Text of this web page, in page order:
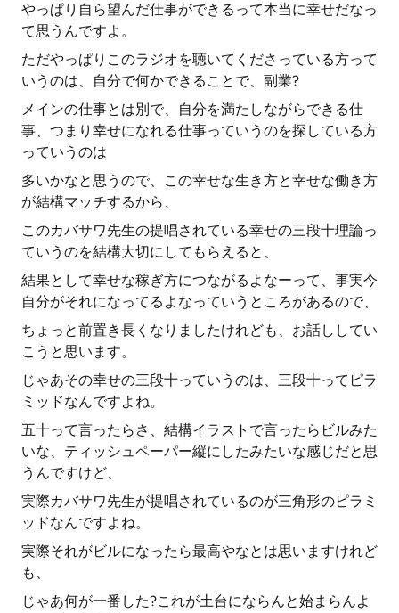
やっぱり自ら望んだ仕事ができるって本当に幸せだなっ
て思うんですよ。
ただやっぱりこのラジオを聴いてくださっている方って
いうのは、自分で何かできることで、副業?
メインの仕事とは別で、自分を満たしながらできる仕
事、つまり幸せになれる仕事っていうのを探している方
っていうのは
多いかなと思うので、この幸せな生き方と幸せな働き方
が結構マッチするから、
このカバサワ先生の提唱されている幸せの三段十理論っ
ていうのを結構大切にしてもらえると、
結果として幸せな稼ぎ方につながるよなーって、事実今
自分がそれになってるよなっていうところがあるので、
ちょっと前置き長くなりましたけれども、お話ししてい
こうと思います。
じゃあその幸せの三段十っていうのは、三段十ってピラ
ミッドなんですよね。
五十って言ったらさ、結構イラストで言ったらビルみた
いな、ティッシュペーパー縦にしたみたいな感じだと思
うんですけど、
実際カバサワ先生が提唱されているのが三角形のピラミ
ッドなんですよね。
実際それがビルになったら最高やなとは思いますけれど
も、
じゃあ何が一番した?これが土台にならんと始まらんよ